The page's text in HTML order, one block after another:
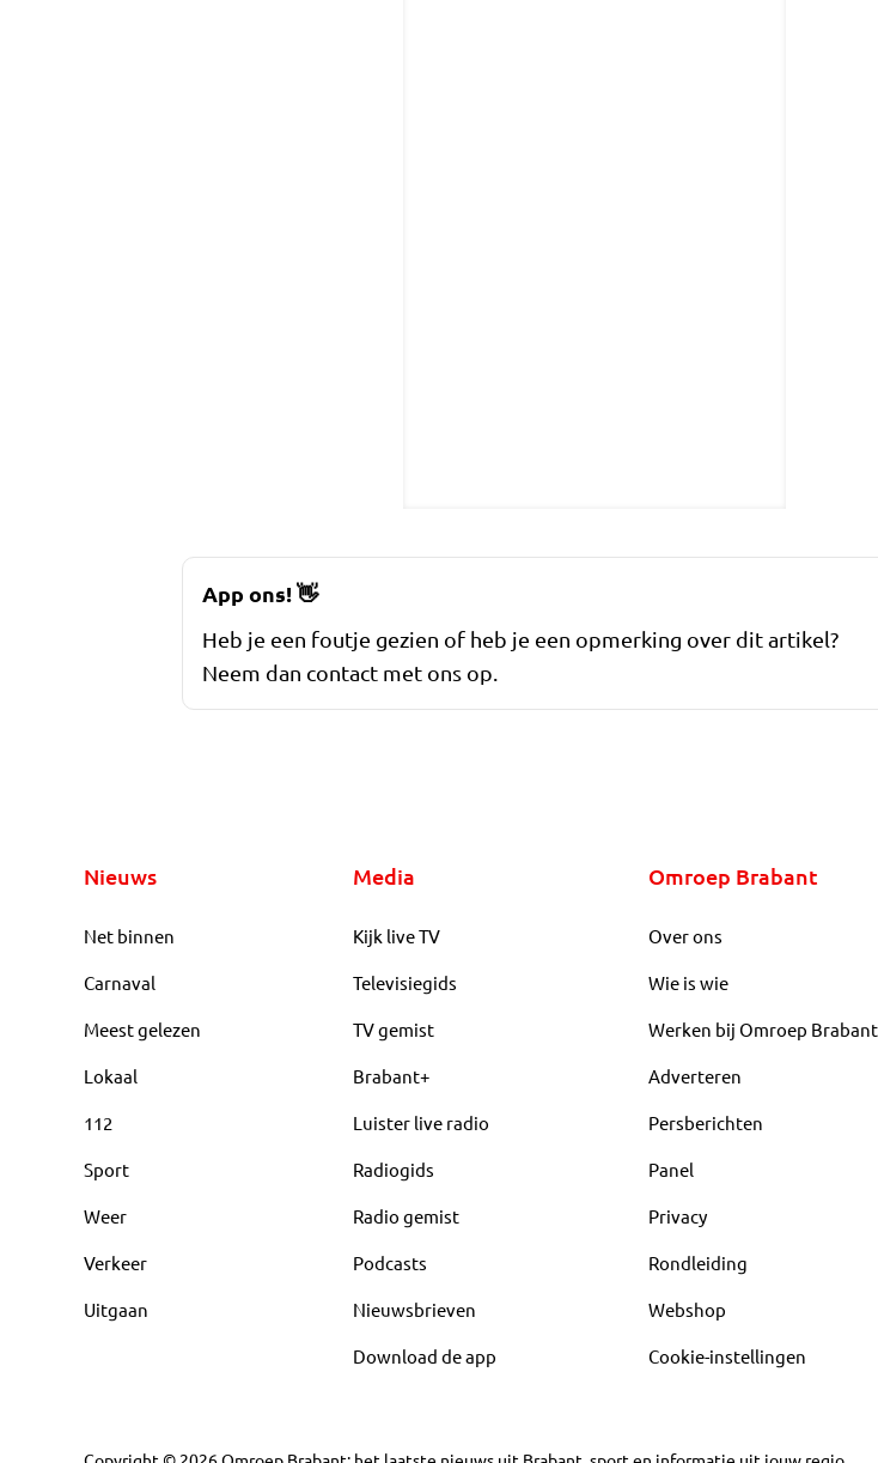
App ons!👋
Heb je een foutje gezien of heb je een opmerking over dit artikel?
Neem dan contact met ons op.
Nieuws
Net binnen
Carnaval
Meest gelezen
Lokaal
112
Sport
Weer
Verkeer
Uitgaan
Media
Kijk live TV
Televisiegids
TV gemist
Brabant+
Luister live radio
Radiogids
Radio gemist
Podcasts
Nieuwsbrieven
Download de app
Omroep Brabant
Over ons
Wie is wie
Werken bij Omroep Brabant
Adverteren
Persberichten
Panel
Privacy
Rondleiding
Webshop
Cookie-instellingen